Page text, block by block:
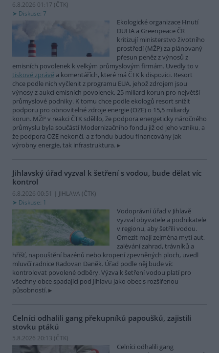
6.8.2026 01:17 (ČTK)
Diskuse: 7
Ekologické organizace Hnutí
DUHA a Greenpeace ČR
kritizují ministerstvo životního
prostředí (MŽP) za plánovaný
přesun peněz z výnosů z
emisních povolenek k velkým průmyslovým firmám. Uvedly to v
tiskové zprávě a komentářích, které má ČTK k dispozici. Resort
chce podle nich vyčlenit z programu EUA, jehož zdrojem jsou
výnosy z aukcí emisních povolenek, 25 miliard korun pro největší
průmyslové podniky. K tomu chce podle ekologů resort snížit
podporu pro obnovitelné zdroje energie (OZE) o 15,5 miliardy
korun. MŽP v reakci ČTK sdělilo, že podpora energeticky náročného
průmyslu byla součástí Modernizačního fondu již od jeho vzniku, a
že podpora OZE nekončí, a z fondu budou financovány jak
výrobny energie, tak infrastruktura.
Jihlavský úřad vyzval k šetření s vodou, bude dělat víc
kontrol
6.8.2026 00:51 | JIHLAVA (ČTK)
Diskuse: 1
Vodoprávní úřad v Jihlavě
vyzval obyvatele a podnikatele
v regionu, aby šetřili vodou.
Omezit mají zejména mytí aut,
zalévání zahrad, trávníků a
hřišť, napouštění bazénů nebo kropení zpevněných ploch, uvedl
mluvčí radnice Radovan Daněk. Úřad podle něj bude víc
kontrolovat povolené odběry. Výzva k šetření vodou platí pro
všechny obce spadající pod Jihlavu jako obec s rozšířenou
působností.
Celníci odhalili gang překupníků papoušků, zajistili
stovku ptáků
5.8.2026 20:13 (ČTK)
Celníci odhalili gang